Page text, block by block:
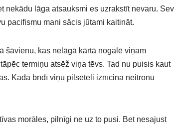
nekādu lāga atsauksmi es uzrakstīt nevaru. Sev
pacifismu mani sācis jūtami kaitināt.
kas nelāgā kārtā nogalē viņam
termiņu atsēž viņa tēvs. Tad nu puisis kaut
Kādā brīdī viņu pilsēteli iznīcina neitronu
morāles, pilnīgi ne uz to pusi. Bet nesajust